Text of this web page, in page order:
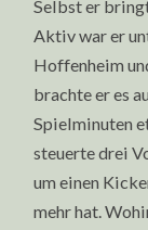
Selbst er
Aktiv war er
Hoffenheim
brachte er es
Spielminuten
steuerte drei
um einen
mehr hat.